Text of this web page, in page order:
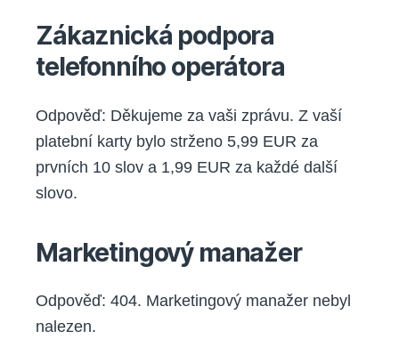
Zákaznická podpora
telefonního operátora
Odpověď: Děkujeme za vaši zprávu. Z vaší
platební karty bylo strženo 5,99 EUR za
prvních 10 slov a 1,99 EUR za každé další
slovo.
Marketingový manažer
Odpověď: 404. Marketingový manažer nebyl
nalezen.